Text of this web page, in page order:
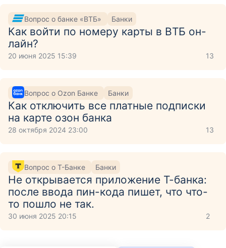
Вопрос о банке «ВТБ» Банки
Как войти по номеру карты в ВТБ он-
лайн?
20 июня 2025 15:39 13
Вопрос о Ozon Банке Банки
Как отключить все платные подписки
на карте озон банка
28 октября 2024 23:00 13
Вопрос о Т-Банке Банки
Не открывается приложение Т-банка:
после ввода пин-кода пишет, что что-
то пошло не так.
30 июня 2025 20:15 2